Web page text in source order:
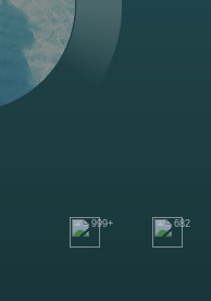
999+ 682